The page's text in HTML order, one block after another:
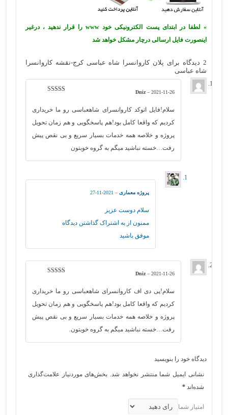
» لطفا در ابتدای پست الکترونیکی خود www را قرار ندهید ، درغیر
اینصورت فایل ارسالی درچار مشکل خواهد شد
2 دیدگاه برای
پلان کاروانسرا شاه عباسی کرج-نقشه کاروانسرا
شاه عباسی
Dniz– 2021-11-26
سلام!فایل اتوکد کاروانسرای شاهعباسی رو ما خریداری
کردیم که واقعا کامل بود!هم پاسخگویی و هم زمان تحویل
پروژه و خلاصه همه خدمات بسیار سریع و بی نقص پیش
رفت…خسته نباشید میگم به گروه خوبتون
پروژه معماری–
2021-11-27
سلام دوست عزیز
ممنون از به اشتراک گذاشتن دیدگاه
موفق باشید
Dniz– 2021-11-26
سلام!پی دی اف کاروانسرای شاهعباسی رو ما خریداری
کردیم که واقعا کامل بود!هم پاسخگویی و هم زمان تحویل
پروژه و خلاصه همه خدمات بسیار سریع و بی نقص پیش
رفت…خسته نباشید میگم به گروه خوبتون.
دیدگاه خود را بنویسید
نشانی ایمیل شما منتشر نخواهد شد.
بخش‌های موردنیاز علامت‌گذاری
شده‌اند*
امتیاز شما